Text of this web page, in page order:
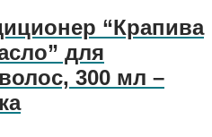
“Крапива
для
300 мл –